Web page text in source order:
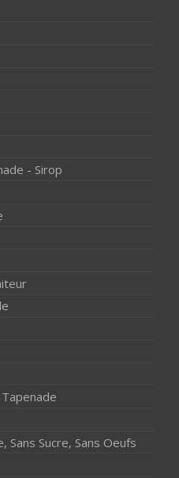
- Sirop
Sans Sucre, Sans Oeufs